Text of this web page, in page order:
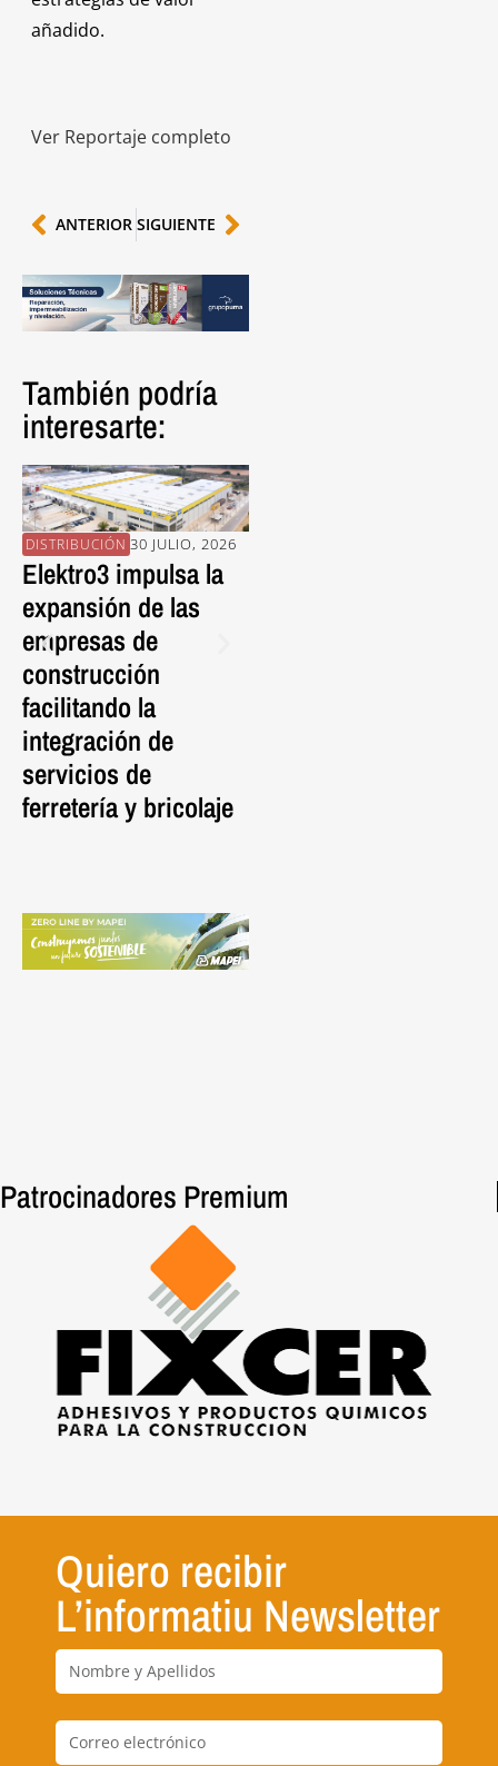
añadido.
Ver Reportaje completo
ANTERIOR SIGUIENTE
También podría
interesarte:
DISTRIBUCIÓN 30 JULIO, 2026
Elektro3 impulsa la
expansión de las
empresas de
construcción
facilitando la
integración de
servicios de
ferretería y bricolaje
Patrocinadores Premium
Quiero recibir
L’informatiu Newsletter